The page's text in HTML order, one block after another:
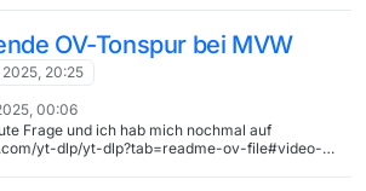
OV-Tonspur bei MVW
2025, 20:25
00:06
Frage und ich hab mich nochmal auf
yt-dlp/yt-dlp?tab=readme-ov-file#video-